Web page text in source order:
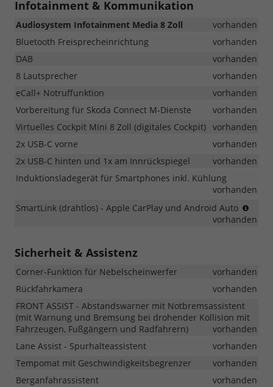
Infotainment & Kommunikation
Audiosystem Infotainment Media 8 Zoll
vorhanden
Bluetooth Freisprecheinrichtung
vorhanden
DAB
vorhanden
8 Lautsprecher
vorhanden
eCall+ Notruffunktion
vorhanden
Vorbereitung für Skoda Connect M-Dienste
vorhanden
Virtuelles Cockpit Mini 8 Zoll (digitales Cockpit) vorhanden
2x USB-C vorne
vorhanden
2x USB-C hinten und 1x am Innrückspiegel
vorhanden
Induktionsladegerät für Smartphones inkl. Kühlung
vorhanden
SmartLink (drahtlos) - Apple CarPlay und Android Auto
vorhanden
Sicherheit & Assistenz
Corner-Funktion für Nebelscheinwerfer
vorhanden
Rückfahrkamera
vorhanden
FRONT ASSIST - Abstandswarner mit Notbremsassistent
(mit Warnung und Bremsung bei drohender Kollision mit
Fahrzeugen, Fußgängern und Radfahrern)
vorhanden
Lane Assist - Spurhalteassistent
vorhanden
Tempomat mit Geschwindigkeitsbegrenzer
vorhanden
Berganfahrassistent
vorhanden